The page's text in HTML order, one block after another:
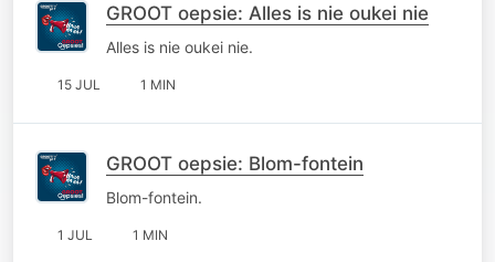
GROOT oepsie: Alles is nie oukei nie
Alles is nie oukei nie.
15 JUL 1 MIN
GROOT oepsie: Blom-fontein
Blom-fontein.
1 JUL 1 MIN